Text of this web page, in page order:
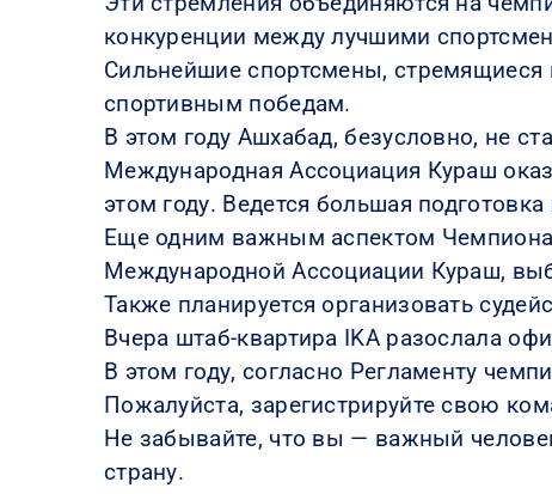
конкуренции между лучшими
Сильнейшие спортсмены, стремящиеся
спортивным победам.
В этом году Ашхабад, безусловно, не
Международная Ассоциация Кураш
этом году. Ведется большая
Еще одним важным аспектом
Международной Ассоциации Кураш,
Также планируется организовать
Вчера штаб-квартира IKA разослала
В этом году, согласно Регламенту
Пожалуйста, зарегистрируйте свою
Не забывайте, что вы — важный
страну.